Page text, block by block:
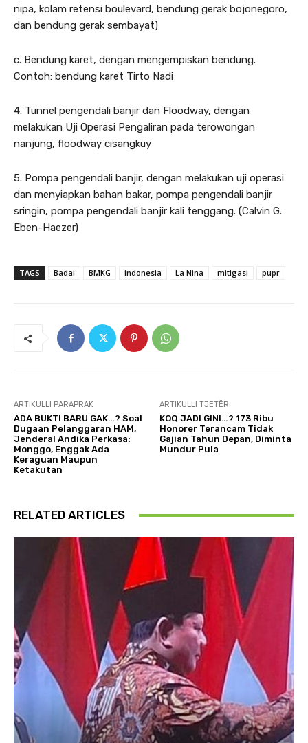
nipa, kolam retensi boulevard, bendung gerak bojonegoro,
dan bendung gerak sembayat)
c. Bendung karet, dengan mengempiskan bendung.
Contoh: bendung karet Tirto Nadi
4. Tunnel pengendali banjir dan Floodway, dengan
melakukan Uji Operasi Pengaliran pada terowongan
nanjung, floodway cisangkuy
5. Pompa pengendali banjir, dengan melakukan uji operasi
dan menyiapkan bahan bakar, pompa pengendali banjir
sringin, pompa pengendali banjir kali tenggang. (Calvin G.
Eben-Haezer)
TAGS Badai BMKG indonesia La Nina mitigasi pupr
ARTIKULLI PARAPRAK
ADA BUKTI BARU GAK…? Soal
Dugaan Pelanggaran HAM,
Jenderal Andika Perkasa:
Monggo, Enggak Ada
Keraguan Maupun
Ketakutan
ARTIKULLI TJETËR
KOQ JADI GINI…? 173 Ribu
Honorer Terancam Tidak
Gajian Tahun Depan, Diminta
Mundur Pula
RELATED ARTICLES